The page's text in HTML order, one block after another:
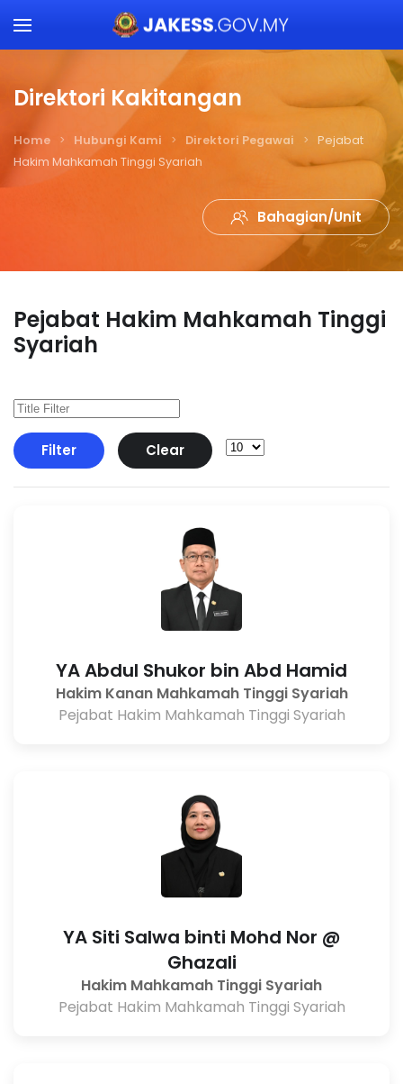
Skip to main content
Direktori Kakitangan
Home Hubungi Kami Direktori Pegawai
Pejabat
Hakim Mahkamah Tinggi Syariah
Bahagian/Unit
Pejabat Hakim Mahkamah Tinggi
Syariah
Filter Clear
YA Abdul Shukor bin Abd Hamid
Hakim Kanan Mahkamah Tinggi Syariah
Pejabat Hakim Mahkamah Tinggi Syariah
YA Siti Salwa binti Mohd Nor @
Ghazali
Hakim Mahkamah Tinggi Syariah
Pejabat Hakim Mahkamah Tinggi Syariah